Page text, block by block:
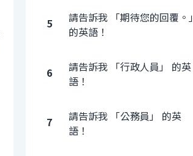
5
請告訴我 「期待您的回覆。」
的英語！
6
請告訴我 「行政人員」 的英
語！
7
請告訴我 「公務員」 的英
語！